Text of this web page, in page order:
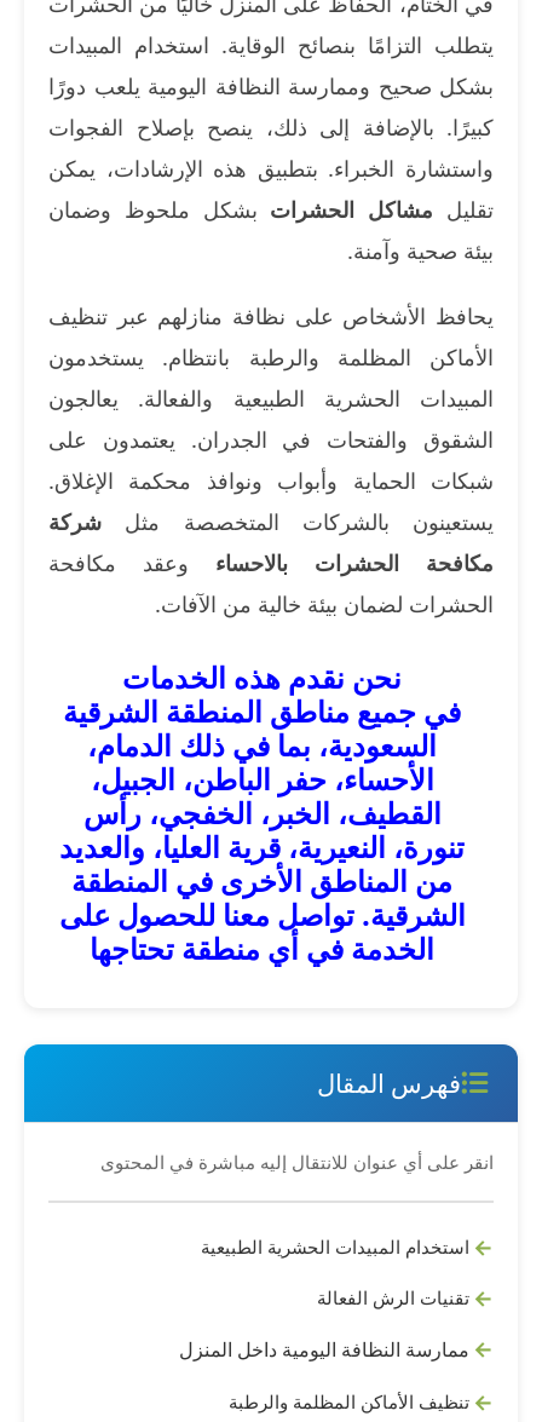
يتطلب التزامًا بنصائح الوقاية. استخدام المبيدات
بشكل صحيح وممارسة النظافة اليومية يلعب دورًا
كبيرًا. بالإضافة إلى ذلك، ينصح بإصلاح الفجوات
واستشارة الخبراء. بتطبيق هذه الإرشادات، يمكن
تقليل مشاكل الحشرات بشكل ملحوظ وضمان
بيئة صحية وآمنة.
يحافظ الأشخاص على نظافة منازلهم عبر تنظيف
الأماكن المظلمة والرطبة بانتظام. يستخدمون
المبيدات الحشرية الطبيعية والفعالة. يعالجون
الشقوق والفتحات في الجدران. يعتمدون على
شبكات الحماية وأبواب ونوافذ محكمة الإغلاق.
يستعينون بالشركات المتخصصة مثل شركة
مكافحة الحشرات بالاحساء وعقد مكافحة
الحشرات لضمان بيئة خالية من الآفات.
نحن نقدم هذه الخدمات
في جميع مناطق المنطقة الشرقية
السعودية، بما في ذلك الدمام،
الأحساء، حفر الباطن، الجبيل،
القطيف، الخبر، الخفجي، رأس
تنورة، النعيرية، قرية العليا، والعديد
من المناطق الأخرى في المنطقة
الشرقية.تواصل معنا للحصول على
الخدمة في أي منطقة تحتاجها
فهرس المقال
انقر على أي عنوان للانتقال إليه مباشرة في المحتوى
استخدام المبيدات الحشرية الطبيعية
تقنيات الرش الفعالة
ممارسة النظافة اليومية داخل المنزل
تنظيف الأماكن المظلمة والرطبة